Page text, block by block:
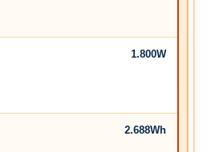
1.800W
2.688Wh